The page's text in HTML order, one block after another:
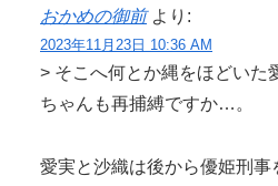
おかめの御前 より:
2023年11月23日 10:36 AM
> そこへ何とか縄をほどいた
ちゃんも再捕縛ですか…。
愛実と沙織は後から優姫刑